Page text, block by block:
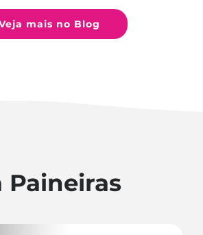
mais no Blog
Paineiras